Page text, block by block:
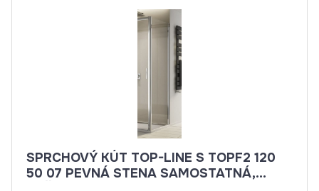
SPRCHOVÝ KÚT TOP-LINE S TOPF2 120
50 07 PEVNÁ STENA SAMOSTATNÁ,